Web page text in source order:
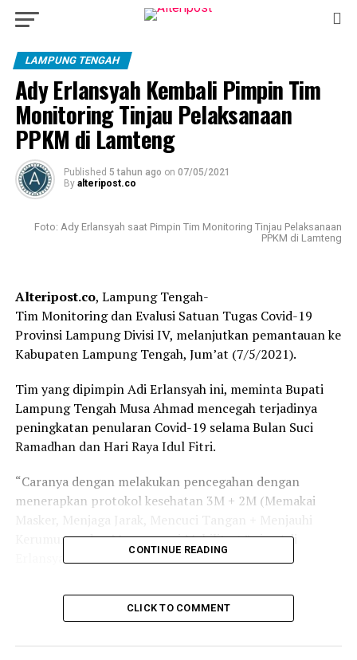
LAMPUNG TENGAH
Ady Erlansyah Kembali Pimpin Tim
Monitoring Tinjau Pelaksanaan
PPKM di Lamteng
Published 5 tahun ago on 07/05/2021
By alteripost.co
Foto: Ady Erlansyah saat Pimpin Tim Monitoring Tinjau Pelaksanaan
PPKM di Lamteng
Alteripost.co, Lampung Tengah-
Tim Monitoring dan Evalusi Satuan Tugas Covid-19
Provinsi Lampung Divisi IV, melanjutkan pemantauan ke
Kabupaten Lampung Tengah, Jum’at (7/5/2021).
Tim yang dipimpin Adi Erlansyah ini, meminta Bupati
Lampung Tengah Musa Ahmad mencegah terjadinya
peningkatan penularan Covid-19 selama Bulan Suci
Ramadhan dan Hari Raya Idul Fitri.
“Caranya dengan melakukan pencegahan dengan
menerapkan protokol kesehatan 3M + 2M (Memakai
Kerumunan dan Mengurangi Mobilitas),” ujar Adi
Erlansyah.
Lanjut Adi Erlansyah, juga melakukan penanganan
dengan melakukan 3T (Testing, Tracing dan
Perangkat Pekon atau Kelurahan sampai tingkat RT RW,
CONTINUE READING
CLICK TO COMMENT